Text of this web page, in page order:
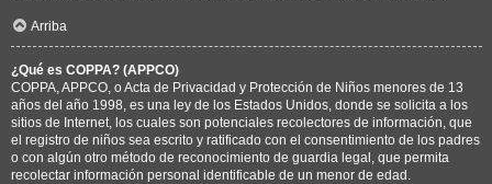
Arriba
¿Qué es COPPA? (APPCO)
COPPA, APPCO, o Acta de Privacidad y Protección de Niños menores de 13
años del año 1998, es una ley de los Estados Unidos, donde se solicita a los
sitios de Internet, los cuales son potenciales recolectores de información, que
el registro de niños sea escrito y ratificado con el consentimiento de los padres
o con algún otro método de reconocimiento de guardia legal, que permita
recolectar información personal identificable de un menor de edad.